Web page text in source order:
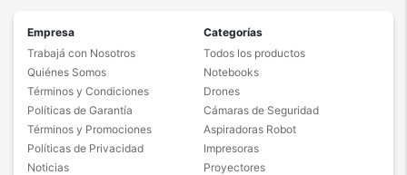
Empresa
Trabajá con Nosotros
Quiénes Somos
Términos y Condiciones
Políticas de Garantía
Términos y Promociones
Políticas de Privacidad
Noticias
Categorías
Todos los productos
Notebooks
Drones
Cámaras de Seguridad
Aspiradoras Robot
Impresoras
Proyectores